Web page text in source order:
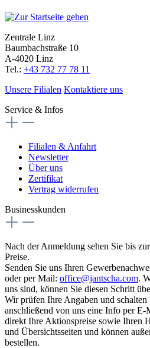
Zentrale Linz
Baumbachstraße 10
A-4020 Linz
Tel.: +43 732 77 78 11
Unsere Filialen Kontaktiere uns
Service & Infos
Filialen & Anfahrt
Newsletter
Über uns
Zertifikat
Vertrag widerrufen
Businesskunden
Nach der Anmeldung sehen Sie bis
Preise.
Senden Sie uns Ihren
oder per Mail: office@jantscha.com.
uns sind, können Sie diesen Schritt
Wir prüfen Ihre Angaben und schalten
anschließend von uns eine Info per E-
direkt Ihre Aktionspreise sowie Ihren
und Übersichtsseiten und können
bestellen.